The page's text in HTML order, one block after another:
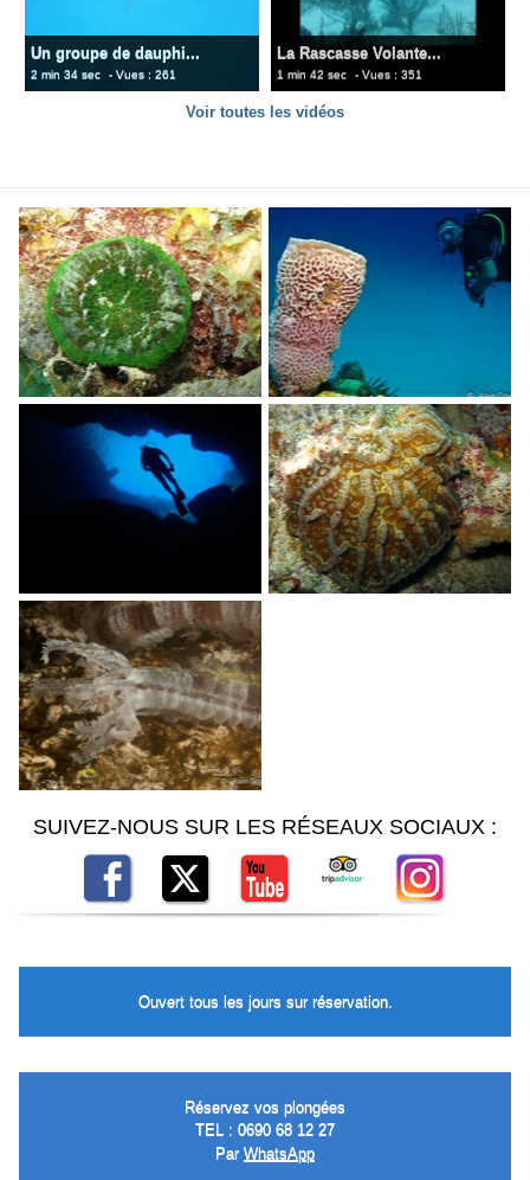
Un groupe de dauphi...
2 min 34 sec - Vues : 261
La Rascasse Volante...
1 min 42 sec - Vues : 351
Voir toutes les vidéos
SUIVEZ-NOUS SUR LES RÉSEAUX SOCIAUX :
Ouvert tous les jours sur réservation.
Réservez vos plongées
TEL : 0690 68 12 27
Par WhatsApp